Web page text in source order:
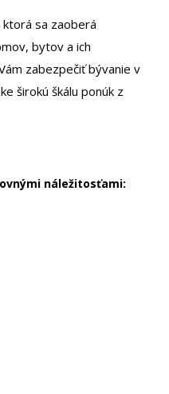
ktorá sa zaoberá
bytov a ich
zabezpečiť bývanie v
širokú škálu ponúk z
náležitosťami: